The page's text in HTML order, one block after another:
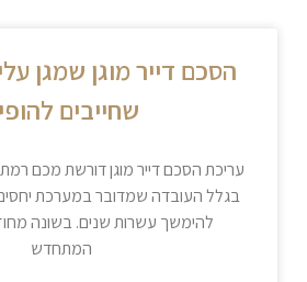
הסכם דייר מוגן שמגן
שחייבים
עריכת הסכם דייר מוגן דורשת מכם
בגלל העובדה שמדובר במערכת
להימשך עשרות שנים. בשונה
המתחדש